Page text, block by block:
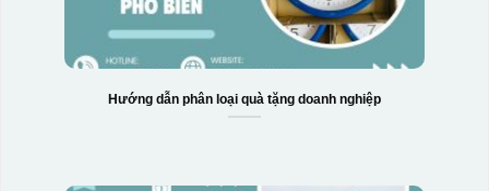
Hướng dẫn phân loại quà tặng doanh nghiệp